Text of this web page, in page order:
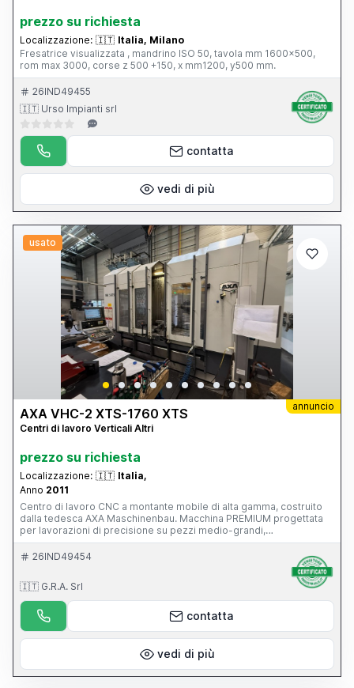
prezzo su richiesta
Localizzazione: 🇮🇹 Italia, Milano
Fresatrice visualizzata , mandrino ISO 50, tavola mm 1600x500,
rom max 3000, corse z 500 +150, x mm1200, y500 mm.
26IND49455
🇮🇹 Urso Impianti srl
contatta
vedi di più
usato
annuncio
AXA VHC-2 XTS-1760 XTS
Centri di lavoro Verticali Altri
prezzo su richiesta
Localizzazione: 🇮🇹 Italia,
Anno 2011
Centro di lavoro CNC a montante mobile di alta gamma, costruito
dalla tedesca AXA Maschinenbau. Macchina PREMIUM progettata
per lavorazioni di precisione su pezzi medio-grandi,
particolarmente diffusa nei settori: stampi e attrezzature;
aerospaziale; energia; costruzione macchine; componenti di
a un classico centro verticale a tavola mobile, con 39.500 ore di
lavoro, CN Siemens 840D, funzionante e con manutenzione
impeccabile, superaccessoriata (magazzino utensili, evacuatore di
truciolo...), mandrino in ottimo stato.
26IND49454
🇮🇹 G.R.A. Srl
contatta
vedi di più